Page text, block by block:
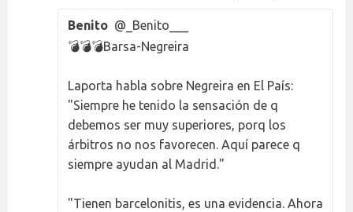
Benito @_Benito___
💣💣💣Barsa-Negreira
Laporta habla sobre Negreira en El País:
"Siempre he tenido la sensación de q
debemos ser muy superiores, porq los
árbitros no nos favorecen. Aquí parece q
siempre ayudan al Madrid."
"Tienen barcelonitis, es una evidencia. Ahora